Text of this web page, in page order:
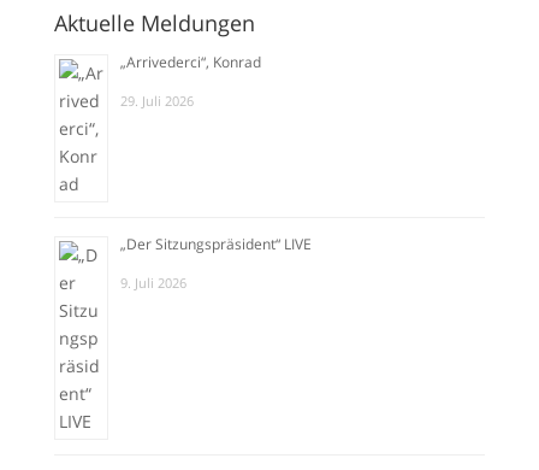
Aktuelle Meldungen
„Arrivederci“, Konrad
29. Juli 2026
„Der Sitzungspräsident“ LIVE
9. Juli 2026